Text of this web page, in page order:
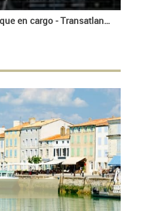
Croisière Transatlantique en cargo - Transatlantique